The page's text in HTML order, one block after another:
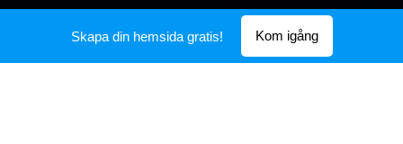
Skapa din hemsida gratis! Kom igång